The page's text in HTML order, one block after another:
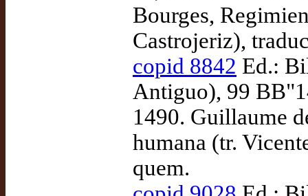
Bourges,
Castrojeriz),
copid 8842 Ed.:
Antiguo), 99
1490. Guillaume
humana (tr.
quem.